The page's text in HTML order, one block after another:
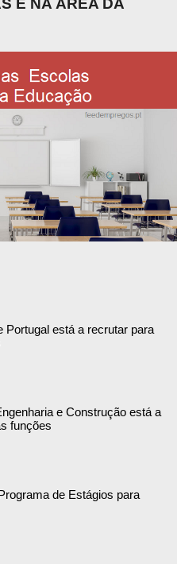
E NA ÁREA DA
Portugal está a recrutar para
e Construção está a
funções
de Estágios para